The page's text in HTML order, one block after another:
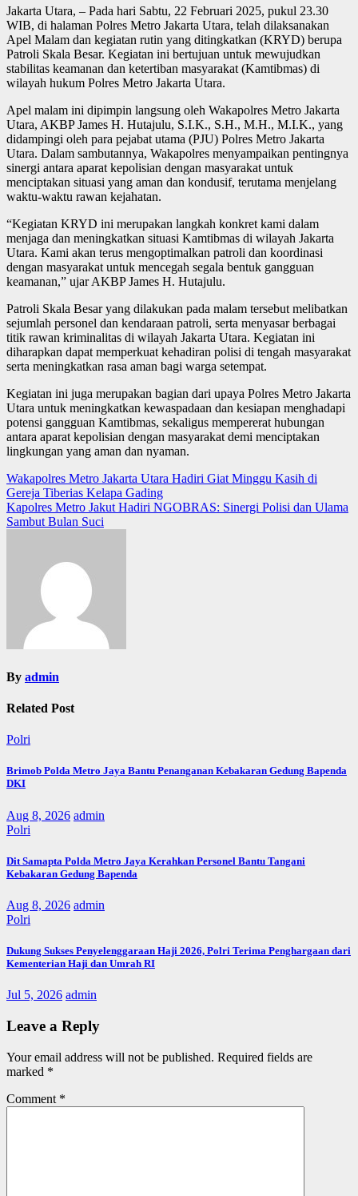
Jakarta Utara, – Pada hari Sabtu, 22 Februari 2025, pukul 23.30
WIB, di halaman Polres Metro Jakarta Utara, telah dilaksanakan
Apel Malam dan kegiatan rutin yang ditingkatkan (KRYD) berupa
Patroli Skala Besar. Kegiatan ini bertujuan untuk mewujudkan
stabilitas keamanan dan ketertiban masyarakat (Kamtibmas) di
wilayah hukum Polres Metro Jakarta Utara.
Apel malam ini dipimpin langsung oleh Wakapolres Metro Jakarta
Utara, AKBP James H. Hutajulu, S.I.K., S.H., M.H., M.I.K., yang
didampingi oleh para pejabat utama (PJU) Polres Metro Jakarta
Utara. Dalam sambutannya, Wakapolres menyampaikan pentingnya
sinergi antara aparat kepolisian dengan masyarakat untuk
menciptakan situasi yang aman dan kondusif, terutama menjelang
waktu-waktu rawan kejahatan.
“Kegiatan KRYD ini merupakan langkah konkret kami dalam
menjaga dan meningkatkan situasi Kamtibmas di wilayah Jakarta
Utara. Kami akan terus mengoptimalkan patroli dan koordinasi
dengan masyarakat untuk mencegah segala bentuk gangguan
keamanan,” ujar AKBP James H. Hutajulu.
Patroli Skala Besar yang dilakukan pada malam tersebut melibatkan
sejumlah personel dan kendaraan patroli, serta menyasar berbagai
titik rawan kriminalitas di wilayah Jakarta Utara. Kegiatan ini
diharapkan dapat memperkuat kehadiran polisi di tengah masyarakat
serta meningkatkan rasa aman bagi warga setempat.
Kegiatan ini juga merupakan bagian dari upaya Polres Metro Jakarta
Utara untuk meningkatkan kewaspadaan dan kesiapan menghadapi
potensi gangguan Kamtibmas, sekaligus mempererat hubungan
antara aparat kepolisian dengan masyarakat demi menciptakan
lingkungan yang aman dan nyaman.
Post
navigation
Wakapolres Metro Jakarta Utara Hadiri Giat Minggu Kasih di
Gereja Tiberias Kelapa Gading
Kapolres Metro Jakut Hadiri NGOBRAS: Sinergi Polisi dan Ulama
Sambut Bulan Suci
By admin
Related Post
Polri
Brimob Polda Metro Jaya Bantu Penanganan Kebakaran Gedung Bapenda
DKI
Aug 8, 2026 admin
Polri
Dit Samapta Polda Metro Jaya Kerahkan Personel Bantu Tangani
Kebakaran Gedung Bapenda
Aug 8, 2026 admin
Polri
Dukung Sukses Penyelenggaraan Haji 2026, Polri Terima Penghargaan dari
Kementerian Haji dan Umrah RI
Jul 5, 2026 admin
Leave a Reply
Your email address will not be published. Required fields are
marked *
Comment *